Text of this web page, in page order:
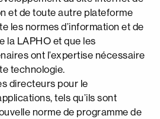
et de toute autre plateforme
les normes d’information et de
la LAPHO et que les
ont l’expertise nécessaire
technologie.
directeurs pour le
tels qu’ils sont
norme de programme de